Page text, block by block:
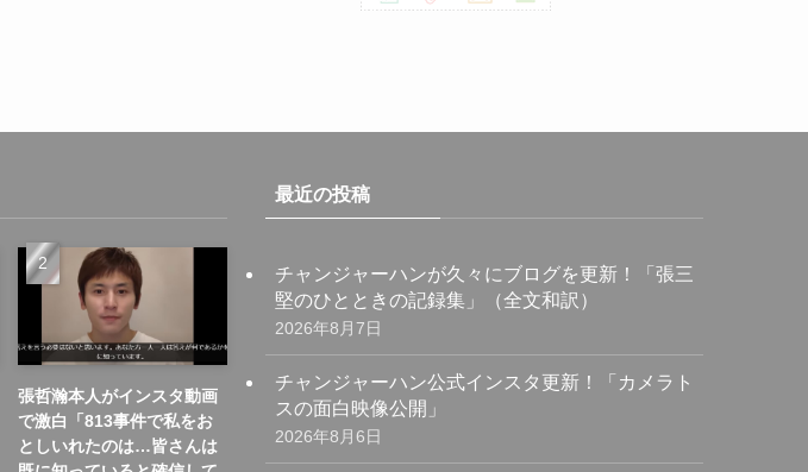
(29)
(30)
張哲瀚本人がインスタ動画
で激白「813事件で私をお
としいれたのは…皆さんは
最近の投稿
チャンジャーハンが久々にブログを更新！「張三
堅のひとときの記録集」（全文和訳）
2026年8月7日
チャンジャーハン公式インスタ更新！「カメラト
スの面白映像公開」
2026年8月6日